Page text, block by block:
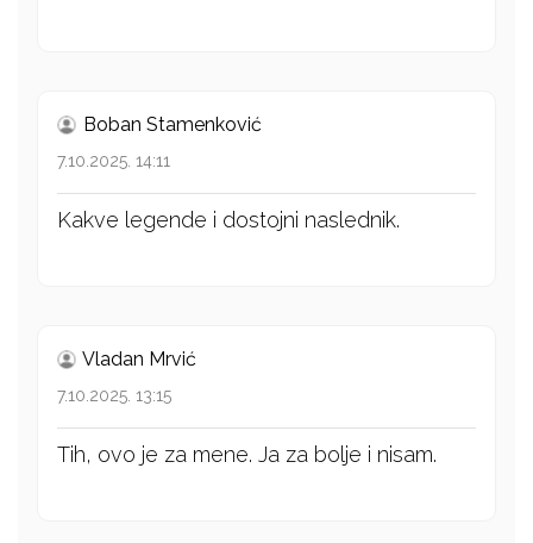
Boban Stamenković
7.10.2025. 14:11
Kakve legende i dostojni naslednik.
Vladan Mrvić
7.10.2025. 13:15
Tih, ovo je za mene. Ja za bolje i nisam.